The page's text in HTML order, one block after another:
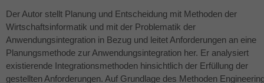
Der Autor stellt Planung und Entscheidung mit Methoden der
Wirtschaftsinformatik und mit der Problematik der
Anwendungsintegration in Bezug und leitet Anforderungen an eine
Planungsmethode zur Anwendungsintegration her. Er analysiert
existierende Integrationsmethoden hinsichtlich der Erfüllung der
gestellten Anforderungen. Auf Grundlage des Methoden